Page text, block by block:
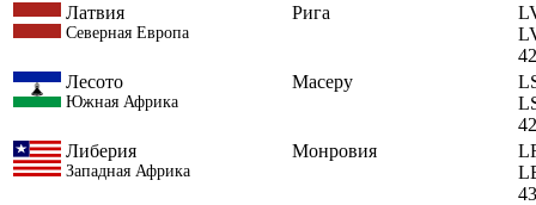
Латвия
Северная Европа
Рига
Лесото
Южная Африка
Масеру
Либерия
Западная Африка
Монровия